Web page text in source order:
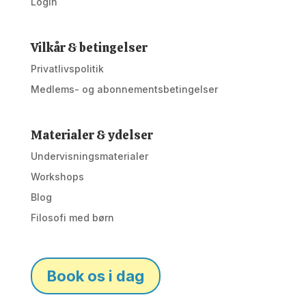
Vilkår & betingelser
Privatlivspolitik
Medlems- og abonnementsbetingelser
Materialer & ydelser
Undervisningsmaterialer
Workshops
Blog
Filosofi med børn
Book os i dag